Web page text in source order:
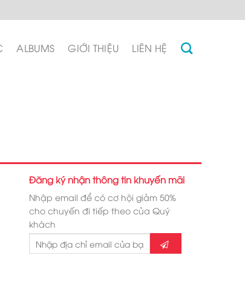
ALBUMS GIỚI THIỆU LIÊN HỆ
Đăng ký nhận thông tin khuyến mãi
Nhập email để có cơ hội giảm 50%
cho chuyến đi tiếp theo của Quý
khách